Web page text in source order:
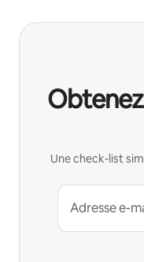
Une check-list
Adresse e-